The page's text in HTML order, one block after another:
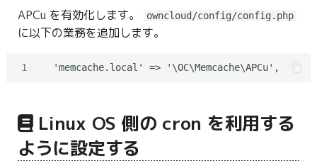
APCu を有効化します。 owncloud/config/config.php
に以下の業務を追加します。
1
Linux OS 側の cron を利用する
ように設定する